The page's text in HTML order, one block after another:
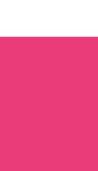
İçin En